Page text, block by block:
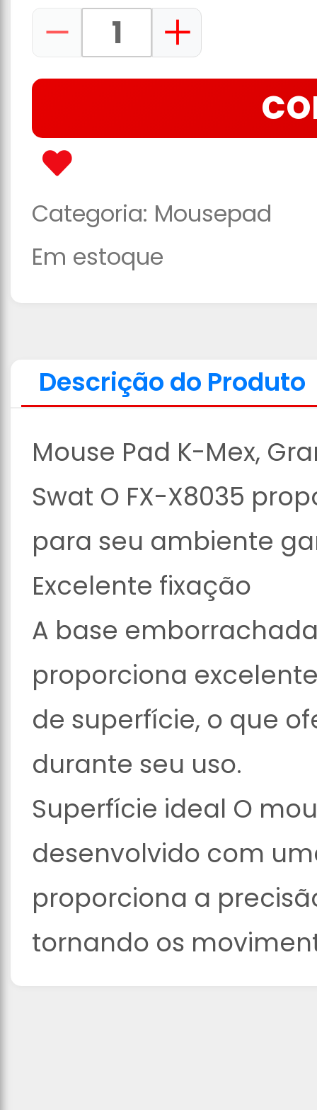
Categoria: Mousepad
Em estoque
Descrição do Produto
Mouse Pad K-Mex,
Swat O FX-X8035
para seu ambiente
Excelente fixação
A base
proporciona
de superfície, o que
durante seu uso.
Superfície ideal O
desenvolvido com
proporciona a
tornando os